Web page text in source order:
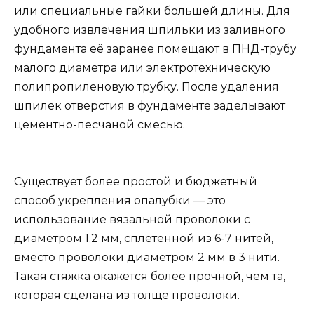
или специальные гайки большей длины. Для
удобного извлечения шпильки из заливного
фундамента её заранее помещают в ПНД-трубу
малого диаметра или электротехническую
полипропиленовую трубку. После удаления
шпилек отверстия в фундаменте заделывают
цементно-песчаной смесью.
Существует более простой и бюджетный
способ укрепления опалубки — это
использование вязальной проволоки с
диаметром 1.2 мм, сплетенной из 6-7 нитей,
вместо проволоки диаметром 2 мм в 3 нити.
Такая стяжка окажется более прочной, чем та,
которая сделана из толще проволоки.